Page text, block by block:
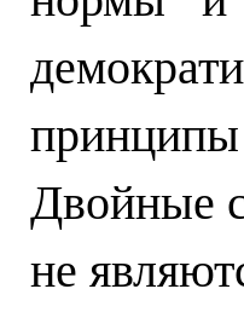
Двойные
не